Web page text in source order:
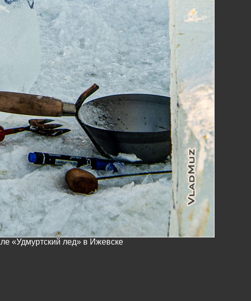
«Удмуртский лед» в Ижевске